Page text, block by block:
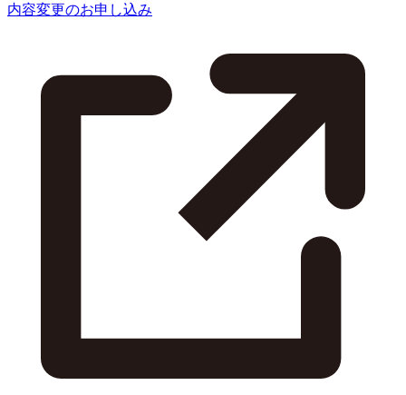
内容変更のお申し込み